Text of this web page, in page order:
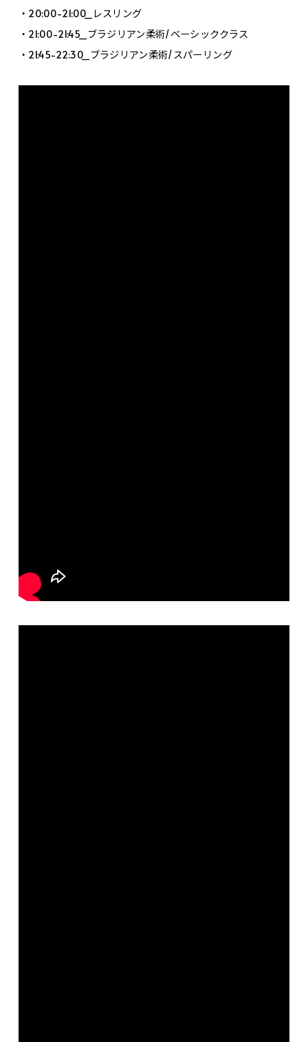
・20:00-21:00_レスリング
・21:00-21:45_ブラジリアン柔術/ベーシッククラス
・21:45-22:30_ブラジリアン柔術/スパーリング